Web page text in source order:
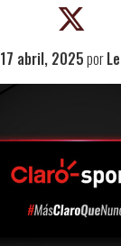
17 abril, 2025por